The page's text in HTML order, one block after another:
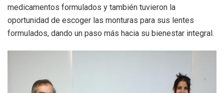
medicamentos formulados y también tuvieron la
oportunidad de escoger las monturas para sus lentes
formulados, dando un paso más hacia su bienestar integral.